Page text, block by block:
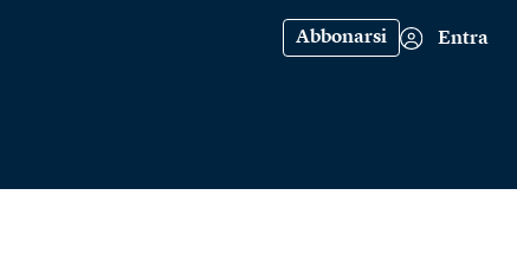
Abbonarsi Entra